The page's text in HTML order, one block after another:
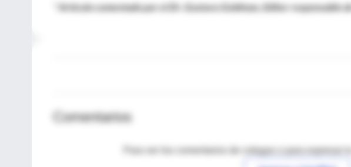
* Artículo comentado por el Dr. Gustavo Goldman, Editor responsable
Comentarios
Para ver los comentarios de colegas o para expresar